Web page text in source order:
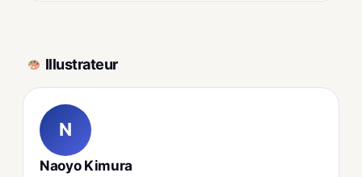
Illustrateur
N
Naoyo Kimura